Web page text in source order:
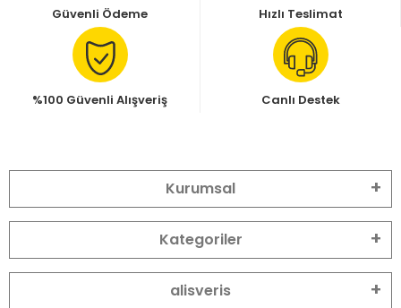
Güvenli Ödeme Hızlı Teslimat
%100 Güvenli Alışveriş Canlı Destek
Kurumsal
Kategoriler
alisveris